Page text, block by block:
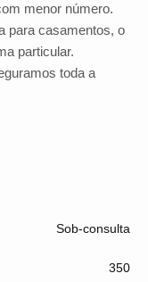
menor número.
para casamentos, o
particular.
toda a
Sob-consulta
350